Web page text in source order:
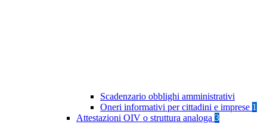
Scadenzario obblighi amministrativi
Oneri informativi per cittadini e imprese 1
Attestazioni OIV o struttura analoga 3